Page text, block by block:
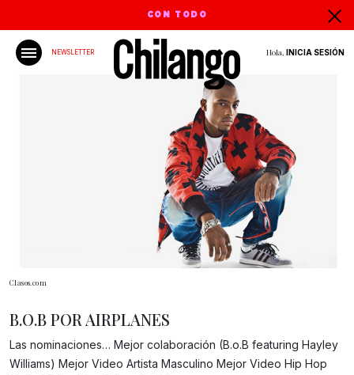
CON TODO
NEWSLETTER Hola, INICIA SESIÓN
Clasos.com
Gracias!
B.O.B POR AIRPLANES
Las nominaciones… Mejor colaboración (B.o.B featuring Hayley
Williams) Mejor Video Artista Masculino Mejor Video Hip Hop